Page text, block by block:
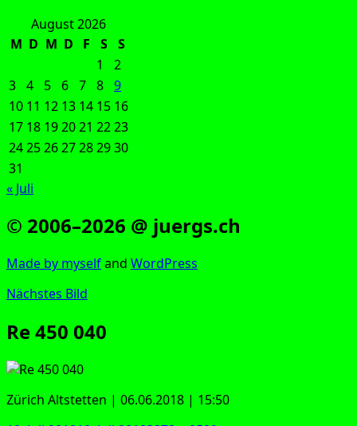
August 2026
M D M D F S
S
1
2
3 4 5 6 7 8 9
10 11 12 13 14 15 16
17 18 192021 2223
24252627282930
31
« Juli
© 2006–2026 @ juergs.ch
Made by mys­elfand Word­Press
Nächstes Bild
Re 450 040
Zürich Alt­stet­ten | 06.06.2018 | 15:50